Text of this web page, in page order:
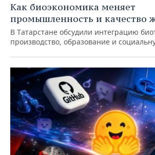
Как биоэкономика меняет
промышленность и качество
В Татарстане обсудили интеграцию
производство, образование и